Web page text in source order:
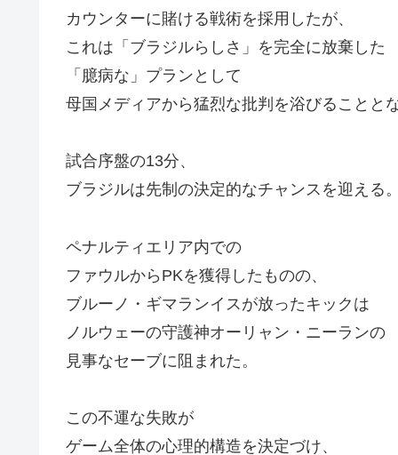
カウンターに賭ける戦術を採用したが、
これは「ブラジルらしさ」を完全に放棄した
「臆病な」プランとして
母国メディアから猛烈な批判を浴びることとな
試合序盤の13分、
ブラジルは先制の決定的なチャンスを迎える。
ペナルティエリア内での
ファウルからPKを獲得したものの、
ブルーノ・ギマランイスが放ったキックは
ノルウェーの守護神オーリャン・ニーランの
見事なセーブに阻まれた。
この不運な失敗が
ゲーム全体の心理的構造を決定づけ、